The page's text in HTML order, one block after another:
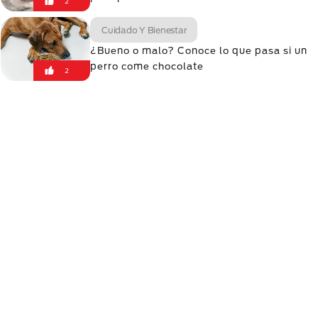
2
Cuidado Y Bienestar
¿Bueno o malo? Conoce lo que pasa si un
perro come chocolate